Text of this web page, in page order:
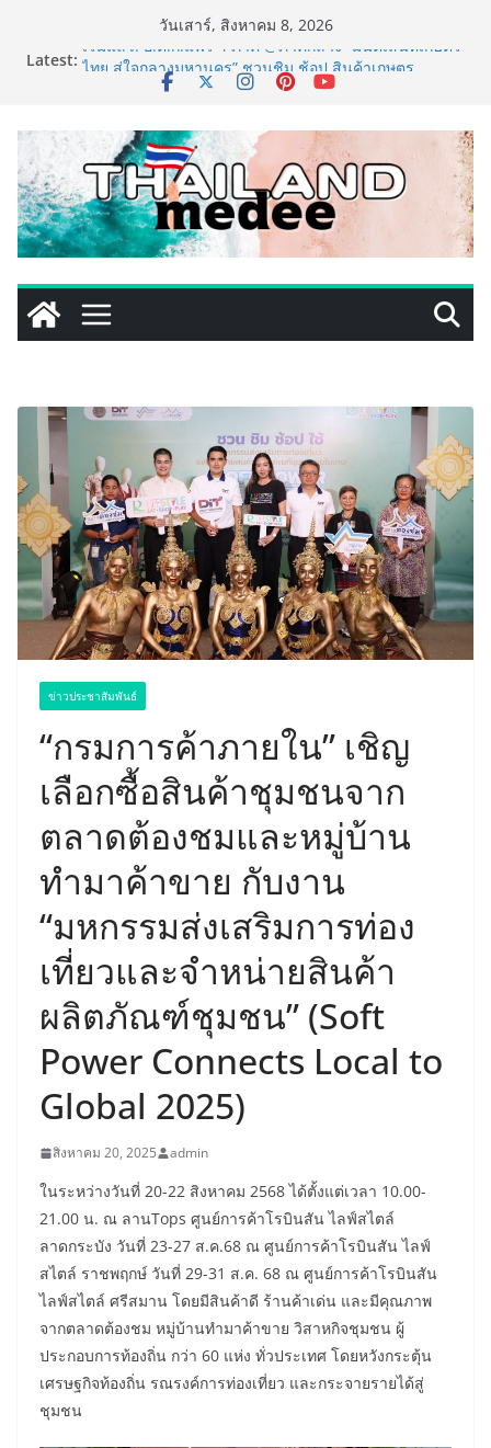
วันเสาร์, สิงหาคม 8, 2026
Latest: เริ่มแล้ว! อ.ต.ก.แฟร์ 4 ภาค @ภาคกลาง “มนต์เสน่ห์เกษตร
ไทย สู่ใจกลางมหานคร” ชวนชิม ช้อป สินค้าเกษตร
ททท. ประกาศความสำเร็จ Village to the World Season
5 ผนึก 9 พันธมิตร ขับเคลื่อน ESG Tourism สืบสานพระ
ราชปณิธาน สร้างคุณค่าการท่องเที่ยวไทยอย่างยั่งยืน
เหิงลี่ แมนูแฟคเจอริ่ง เทคโนโลยี (ไทยแลนด์) เปิดโรงงาน
แห่งใหม่ในชลบุรี เดินหน้าขยายฐานการผลิตสู่เอเชียตะวัน
ออกเฉียงใต้ เสริมแกร่งยุทธศาสตร์ระดับโลก
LORDNINE จัดศึกคนดังสายเกม ไทย ปะทะ ฟิลิปปินส์ ใน
“Rise of the Tenth Lord” เปิดสงครามกิลด์ข้ามประเทศ
ฉลองเซิร์ฟเวอร์ใหม่ เฮเลนา
PIPPER STANDARD® เปิดตัวแชมพูอาบน้ำ และ โฟมอาบ
แห้งสัตว์เลี้ยง ชูนวัตกรรมพลังธรรมชาติ “Zero-Residue”
ข่าวประชาสัมพันธ์
“กรมการค้าภายใน” เชิญ
เลือกซื้อสินค้าชุมชนจาก
ตลาดต้องชมและหมู่บ้าน
ทำมาค้าขาย กับงาน
“มหกรรมส่งเสริมการท่อง
เที่ยวและจำหน่ายสินค้า
ผลิตภัณฑ์ชุมชน” (Soft
Power Connects Local to
Global 2025)
สิงหาคม 20, 2025 admin
ในระหว่างวันที่ 20-22 สิงหาคม 2568 ได้ตั้งแต่เวลา 10.00-
21.00 น. ณ ลานTops ศูนย์การค้าโรบินสัน ไลฟ์สไตล์
ลาดกระบัง วันที่ 23-27 ส.ค.68 ณ ศูนย์การค้าโรบินสัน ไลฟ์
สไตล์ ราชพฤกษ์ วันที่ 29-31 ส.ค. 68 ณ ศูนย์การค้าโรบินสัน
ไลฟ์สไตล์ ศรีสมาน โดยมีสินค้าดี ร้านค้าเด่น และมีคุณภาพ
จากตลาดต้องชม หมู่บ้านทำมาค้าขาย วิสาหกิจชุมชน ผู้
ประกอบการท้องถิ่น กว่า 60 แห่ง ทั่วประเทศ โดยหวังกระตุ้น
เศรษฐกิจท้องถิ่น รณรงค์การท่องเที่ยว และกระจายรายได้สู่
ชุมชน